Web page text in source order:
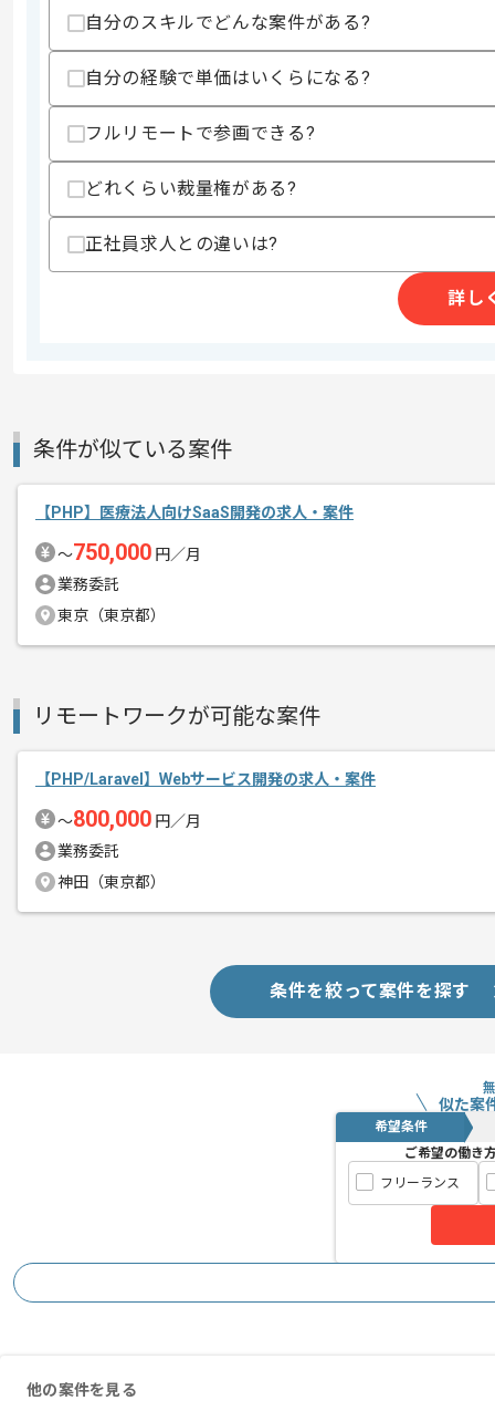
スキル
求めるスキル
-証明書
-ファイアウォール
-プロセス管理
・PHPによるWebアプリの保守運用経験
-エラーログ解析
-軽微改修
スキルに不安がある方へ
上記に似た経験やスキルをお持ちであれば
支払いサイト
その他募集要項
先端技術関連に関わる導入コンサルテ
自分のスキルでどんな案件がある?
自分の経験で単価はいくらになる?
フルリモートで参画できる?
どれくらい裁量権がある?
正社員求人との違いは?
詳し
条件が似ている案件
【PHP】医療法人向けSaaS開発の求人・案件
〜750,000 円／月
業務委託
東京（東京都）
リモートワークが可能な案件
【PHP/Laravel】Webサービス開発の求人・案件
〜800,000 円／月
業務委託
神田（東京都）
条件を絞って案件を探す
似た案
希望条件
ご希望の働き
フリーランス
他の案件を見る